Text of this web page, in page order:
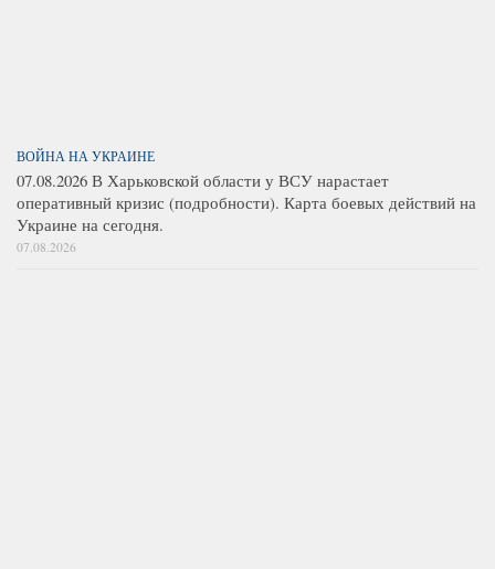
ВОЙНА НА УКРАИНЕ
07.08.2026 В Харьковской области у ВСУ нарастает
оперативный кризис (подробности). Карта боевых действий на
Украине на сегодня.
07.08.2026